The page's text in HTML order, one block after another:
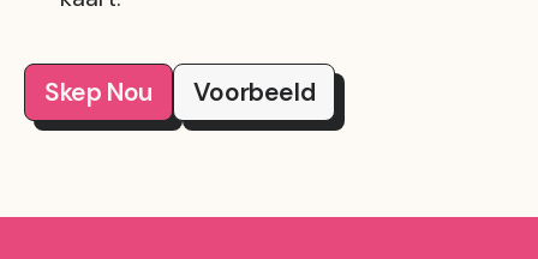
Skep Nou Voorbeeld